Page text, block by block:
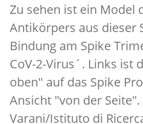
Zu sehen ist ein Model
Antikörpers aus dieser
Bindung am Spike
CoV-2-Virus´. Links ist
oben" auf das Spike
Ansicht "von der
Varani/Istituto di